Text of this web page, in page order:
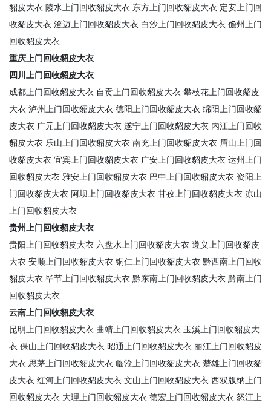
貂皮大衣 陵水上门回收貂皮大衣 东方上门回收貂皮大衣 定安上门回
收貂皮大衣 澄迈上门回收貂皮大衣 白沙上门回收貂皮大衣 儋州上门
回收貂皮大衣
重庆上门回收貂皮大衣
四川上门回收貂皮大衣
成都上门回收貂皮大衣 自贡上门回收貂皮大衣 攀枝花上门回收貂皮
大衣 泸州上门回收貂皮大衣 德阳上门回收貂皮大衣 绵阳上门回收貂
皮大衣 广元上门回收貂皮大衣 遂宁上门回收貂皮大衣 内江上门回收
貂皮大衣 乐山上门回收貂皮大衣 南充上门回收貂皮大衣 眉山上门回
收貂皮大衣 宜宾上门回收貂皮大衣 广安上门回收貂皮大衣 达州上门
回收貂皮大衣 雅安上门回收貂皮大衣 巴中上门回收貂皮大衣 资阳上
门回收貂皮大衣 阿坝上门回收貂皮大衣 甘孜上门回收貂皮大衣 凉山
上门回收貂皮大衣
贵州上门回收貂皮大衣
贵阳上门回收貂皮大衣 六盘水上门回收貂皮大衣 遵义上门回收貂皮
大衣 安顺上门回收貂皮大衣 铜仁上门回收貂皮大衣 黔西南上门回收
貂皮大衣 毕节上门回收貂皮大衣 黔东南上门回收貂皮大衣 黔南上门
回收貂皮大衣
云南上门回收貂皮大衣
昆明上门回收貂皮大衣 曲靖上门回收貂皮大衣 玉溪上门回收貂皮大
衣 保山上门回收貂皮大衣 昭通上门回收貂皮大衣 丽江上门回收貂皮
大衣 思茅上门回收貂皮大衣 临沧上门回收貂皮大衣 楚雄上门回收貂
皮大衣 红河上门回收貂皮大衣 文山上门回收貂皮大衣 西双版纳上门
回收貂皮大衣 大理上门回收貂皮大衣 德宏上门回收貂皮大衣 怒江上